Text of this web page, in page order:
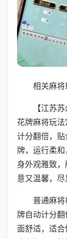
相关麻
【江苏
花牌麻将玩
计分翻倍，
牌，运行柔
身外观雅致
意又温馨，尽
普通麻
牌自动计分
面舒适，适合